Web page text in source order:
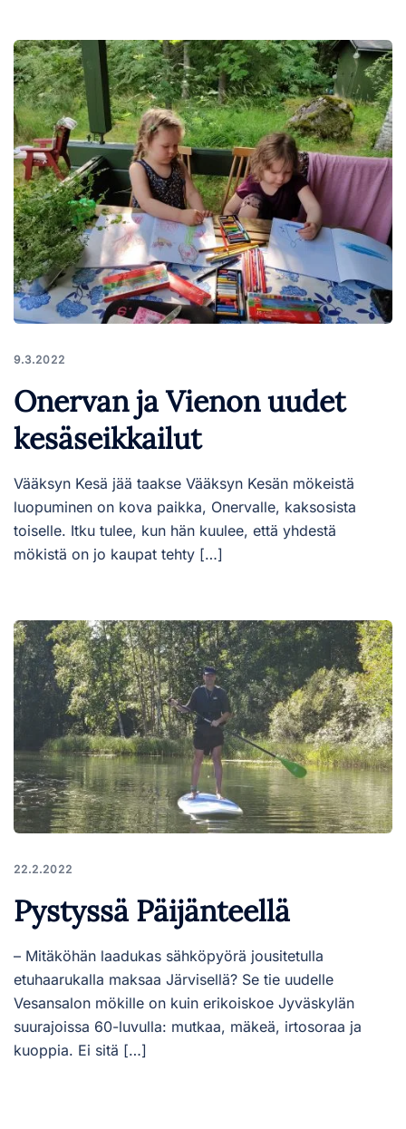
9.3.2022
Onervan ja Vienon uudet
kesäseikkailut
Vääksyn Kesä jää taakse Vääksyn Kesän mökeistä
luopuminen on kova paikka, Onervalle, kaksosista
toiselle. Itku tulee, kun hän kuulee, että yhdestä
mökistä on jo kaupat tehty […]
22.2.2022
Pystyssä Päijänteellä
– Mitäköhän laadukas sähköpyörä jousitetulla
etuhaarukalla maksaa Järvisellä? Se tie uudelle
Vesansalon mökille on kuin erikoiskoe Jyväskylän
suurajoissa 60-luvulla: mutkaa, mäkeä, irtosoraa ja
kuoppia. Ei sitä […]